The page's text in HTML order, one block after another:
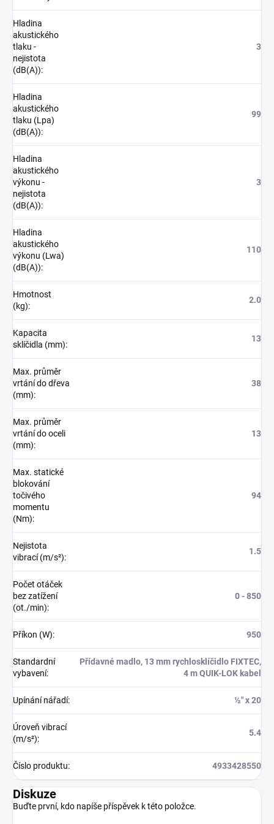
Hladina
akustického
tlaku -
nejistota
(dB(A)):
3
Hladina
akustického
tlaku (Lpa)
(dB(A)):
99
Hladina
akustického
výkonu -
nejistota
(dB(A)):
3
Hladina
akustického
výkonu (Lwa)
(dB(A)):
110
Hmotnost
(kg):
2.0
Kapacita
sklíčidla (mm):
13
Max. průměr
vrtání do dřeva
(mm):
38
Max. průměr
vrtání do oceli
(mm):
13
Max. statické
blokování
točivého
momentu
(Nm):
94
Nejistota
vibrací (m/s²):
1.5
Počet otáček
bez zatížení
(ot./min):
0 - 850
Příkon (W): 950
Standardní
vybavení:
Přídavné madlo, 13 mm rychlosklíčidlo FIXTEC,
4 m QUIK-LOK kabel
Upínání nářadí: ½″ x 20
Úroveň vibrací
(m/s²):
5.4
Číslo produktu: 4933428550
Diskuze
Buďte první, kdo napíše příspěvek k této položce.